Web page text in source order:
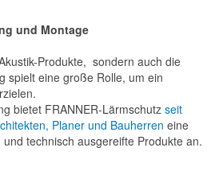
und Montage
Produkte, sondern auch die
spielt eine große Rolle, um ein
bietet FRANNER-Lärmschutz seit
Planer und Bauherren eine
technisch ausgereifte Produkte an.